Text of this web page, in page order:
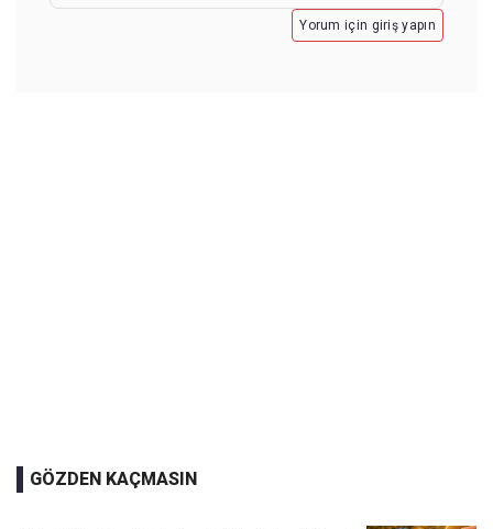
Yorum için giriş yapın
GÖZDEN KAÇMASIN